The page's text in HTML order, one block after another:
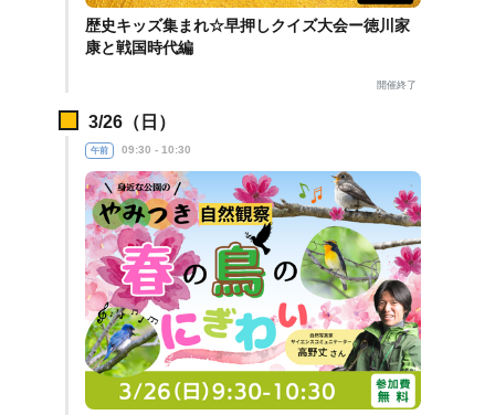
歴史キッズ集まれ☆早押しクイズ大会ー徳川家
康と戦国時代編
開催終了
3/26（日）
午前 09:30 - 10:30